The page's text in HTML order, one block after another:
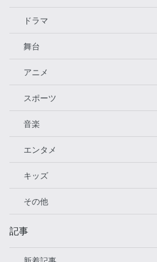
ドラマ
舞台
アニメ
スポーツ
音楽
エンタメ
キッズ
その他
記事